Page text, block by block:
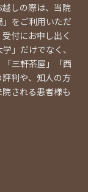
しの際は、当院
をご利用いただ
付にお申し出く
」だけでなく、
「三軒茶屋」「西
判や、知人の方
される患者様も